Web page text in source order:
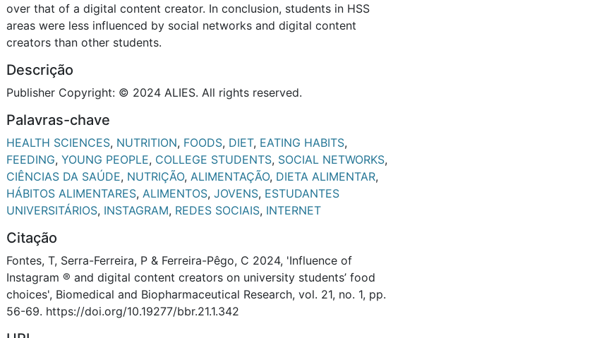
over that of a digital content creator. In conclusion, students in HSS
areas were less influenced by social networks and digital content
creators than other students.
Descrição
Publisher Copyright: © 2024 ALIES. All rights reserved.
Palavras-chave
HEALTH SCIENCES, NUTRITION, FOODS, DIET, EATING HABITS,
FEEDING, YOUNG PEOPLE, COLLEGE STUDENTS, SOCIAL NETWORKS,
CIÊNCIAS DA SAÚDE, NUTRIÇÃO, ALIMENTAÇÃO, DIETA ALIMENTAR,
HÁBITOS ALIMENTARES, ALIMENTOS, JOVENS, ESTUDANTES
UNIVERSITÁRIOS, INSTAGRAM, REDES SOCIAIS, INTERNET
Citação
Fontes, T, Serra-Ferreira, P & Ferreira-Pêgo, C 2024, 'Influence of
Instagram ® and digital content creators on university students’ food
choices', Biomedical and Biopharmaceutical Research, vol. 21, no. 1, pp.
56-69. https://doi.org/10.19277/bbr.21.1.342